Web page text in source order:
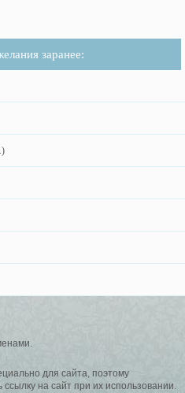
заранее:
для сайта, поэтому
на сайт при их использовании.